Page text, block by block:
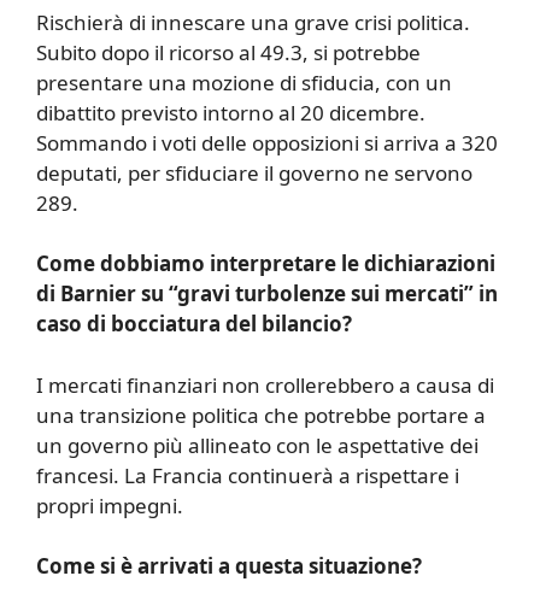
Rischierà di innescare una grave crisi politica.
Subito dopo il ricorso al 49.3, si potrebbe
presentare una mozione di sfiducia, con un
dibattito previsto intorno al 20 dicembre.
Sommando i voti delle opposizioni si arriva a 320
deputati, per sfiduciare il governo ne servono
289.
Come dobbiamo interpretare le dichiarazioni
di Barnier su “gravi turbolenze sui mercati” in
caso di bocciatura del bilancio?
I mercati finanziari non crollerebbero a causa di
una transizione politica che potrebbe portare a
un governo più allineato con le aspettative dei
francesi. La Francia continuerà a rispettare i
propri impegni.
Come si è arrivati a questa situazione?